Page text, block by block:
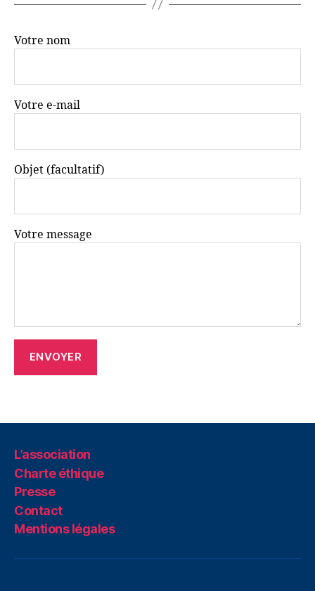
Votre nom
Votre e-mail
Objet (facultatif)
Votre message
L’association
Charte éthique
Presse
Contact
Mentions légales